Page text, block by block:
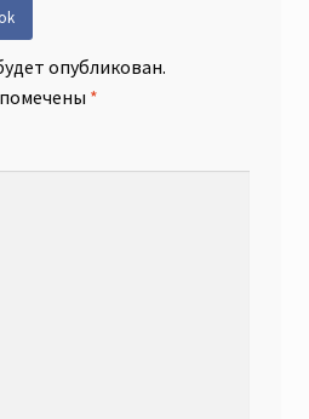
опубликован.
*